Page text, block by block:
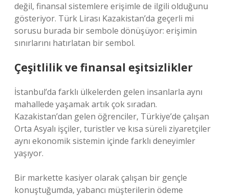
değil, finansal sistemlere erişimle de ilgili olduğunu
gösteriyor. Türk Lirası Kazakistan’da geçerli mi
sorusu burada bir sembole dönüşüyor: erişimin
sınırlarını hatırlatan bir sembol.
Çeşitlilik ve finansal eşitsizlikler
İstanbul’da farklı ülkelerden gelen insanlarla aynı
mahallede yaşamak artık çok sıradan.
Kazakistan’dan gelen öğrenciler, Türkiye’de çalışan
Orta Asyalı işçiler, turistler ve kısa süreli ziyaretçiler
aynı ekonomik sistemin içinde farklı deneyimler
yaşıyor.
Bir markette kasiyer olarak çalışan bir gençle
konuştuğumda, yabancı müşterilerin ödeme